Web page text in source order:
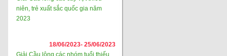
niên, trẻ xuất sắc quốc gia năm
2023
18/06/2023- 25/06/2023
Giải Cầu lông các nhóm tuổi thiếu